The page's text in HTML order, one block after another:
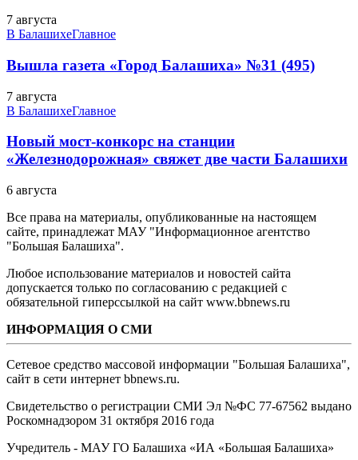
7 августа
В БалашихеГлавное
Вышла газета «Город Балашиха» №31 (495)
7 августа
В БалашихеГлавное
Новый мост-конкорс на станции
«Железнодорожная» свяжет две части Балашихи
6 августа
Все права на материалы, опубликованные на настоящем
сайте, принадлежат МАУ "Информационное агентство
"Большая Балашиха".
Любое использование материалов и новостей сайта
допускается только по согласованию с редакцией с
обязательной гиперссылкой на сайт www.bbnews.ru
ИНФОРМАЦИЯ О СМИ
Сетевое средство массовой информации "Большая Балашиха",
сайт в сети интернет bbnews.ru.
Свидетельство о регистрации СМИ Эл №ФС ‎77-67562 выдано
Роскомнадзором 31 октября 2016 года
Учредитель - МАУ ГО Балашиха «ИА «Большая Балашиха»